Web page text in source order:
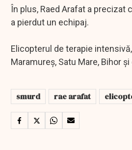
În plus, Raed Arafat a
a pierdut un echipaj.
Elicopterul de terapie
Maramureş, Satu Mare, Bihor
smurd rae arafat